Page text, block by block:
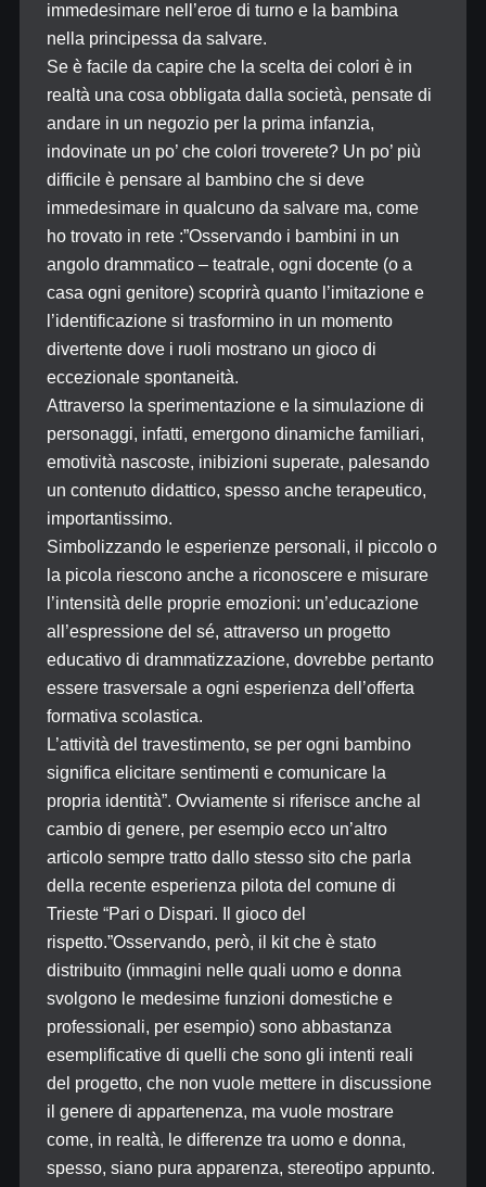
immedesimare nell’eroe di turno e la bambina
nella principessa da salvare.
Se è facile da capire che la scelta dei colori è in
realtà una cosa obbligata dalla società, pensate di
andare in un negozio per la prima infanzia,
indovinate un po’ che colori troverete? Un po’ più
difficile è pensare al bambino che si deve
immedesimare in qualcuno da salvare ma, come
ho trovato in rete :”Osservando i bambini in un
angolo drammatico – teatrale, ogni docente (o a
casa ogni genitore) scoprirà quanto l’imitazione e
l’identificazione si trasformino in un momento
divertente dove i ruoli mostrano un gioco di
eccezionale spontaneità.
Attraverso la sperimentazione e la simulazione di
personaggi, infatti, emergono dinamiche familiari,
emotività nascoste, inibizioni superate, palesando
un contenuto didattico, spesso anche terapeutico,
importantissimo.
Simbolizzando le esperienze personali, il piccolo o
la picola riescono anche a riconoscere e misurare
l’intensità delle proprie emozioni: un’educazione
all’espressione del sé, attraverso un progetto
educativo di drammatizzazione, dovrebbe pertanto
essere trasversale a ogni esperienza dell’offerta
formativa scolastica.
L’attività del travestimento, se per ogni bambino
significa elicitare sentimenti e comunicare la
propria identità”. Ovviamente si riferisce anche al
cambio di genere, per esempio ecco un’altro
articolo sempre tratto dallo stesso sito che parla
della recente esperienza pilota del comune di
Trieste “Pari o Dispari. Il gioco del
rispetto.”Osservando, però, il kit che è stato
distribuito (immagini nelle quali uomo e donna
svolgono le medesime funzioni domestiche e
professionali, per esempio) sono abbastanza
esemplificative di quelli che sono gli intenti reali
del progetto, che non vuole mettere in discussione
il genere di appartenenza, ma vuole mostrare
come, in realtà, le differenze tra uomo e donna,
spesso, siano pura apparenza, stereotipo appunto.